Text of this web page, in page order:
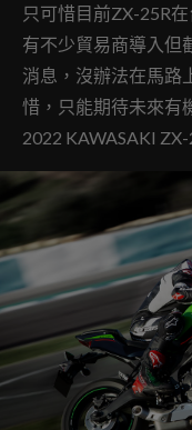
只可惜目前ZX-25R
有不少貿易商導入但
消息，沒辦法在馬路
惜，只能期待未來有
2022 KAWASAKI